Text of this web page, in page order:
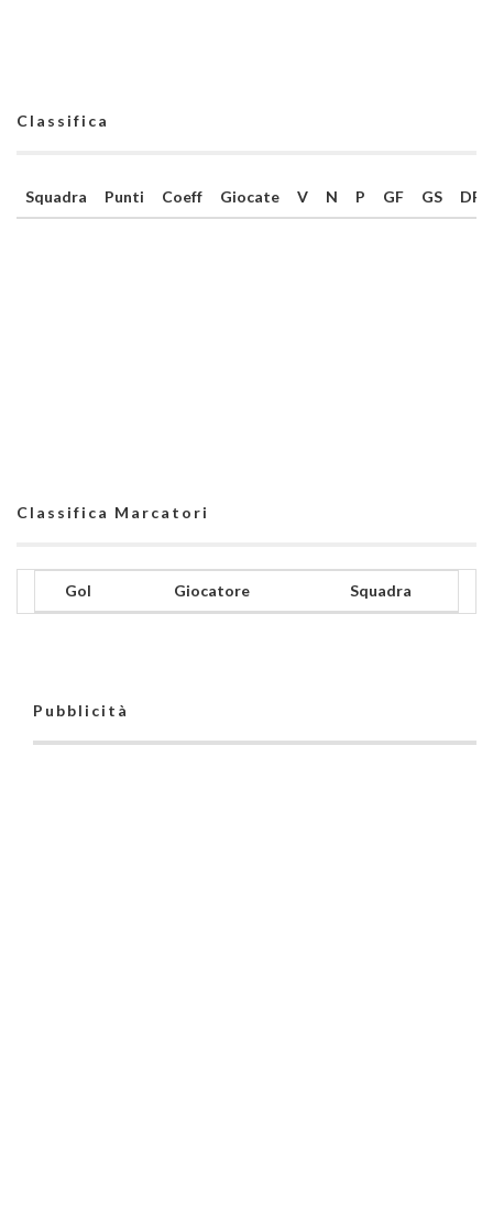
Classifica
Squadra Punti Coeff Giocate V N P GF GS DR
Classifica Marcatori
Gol Giocatore Squadra
Pubblicità